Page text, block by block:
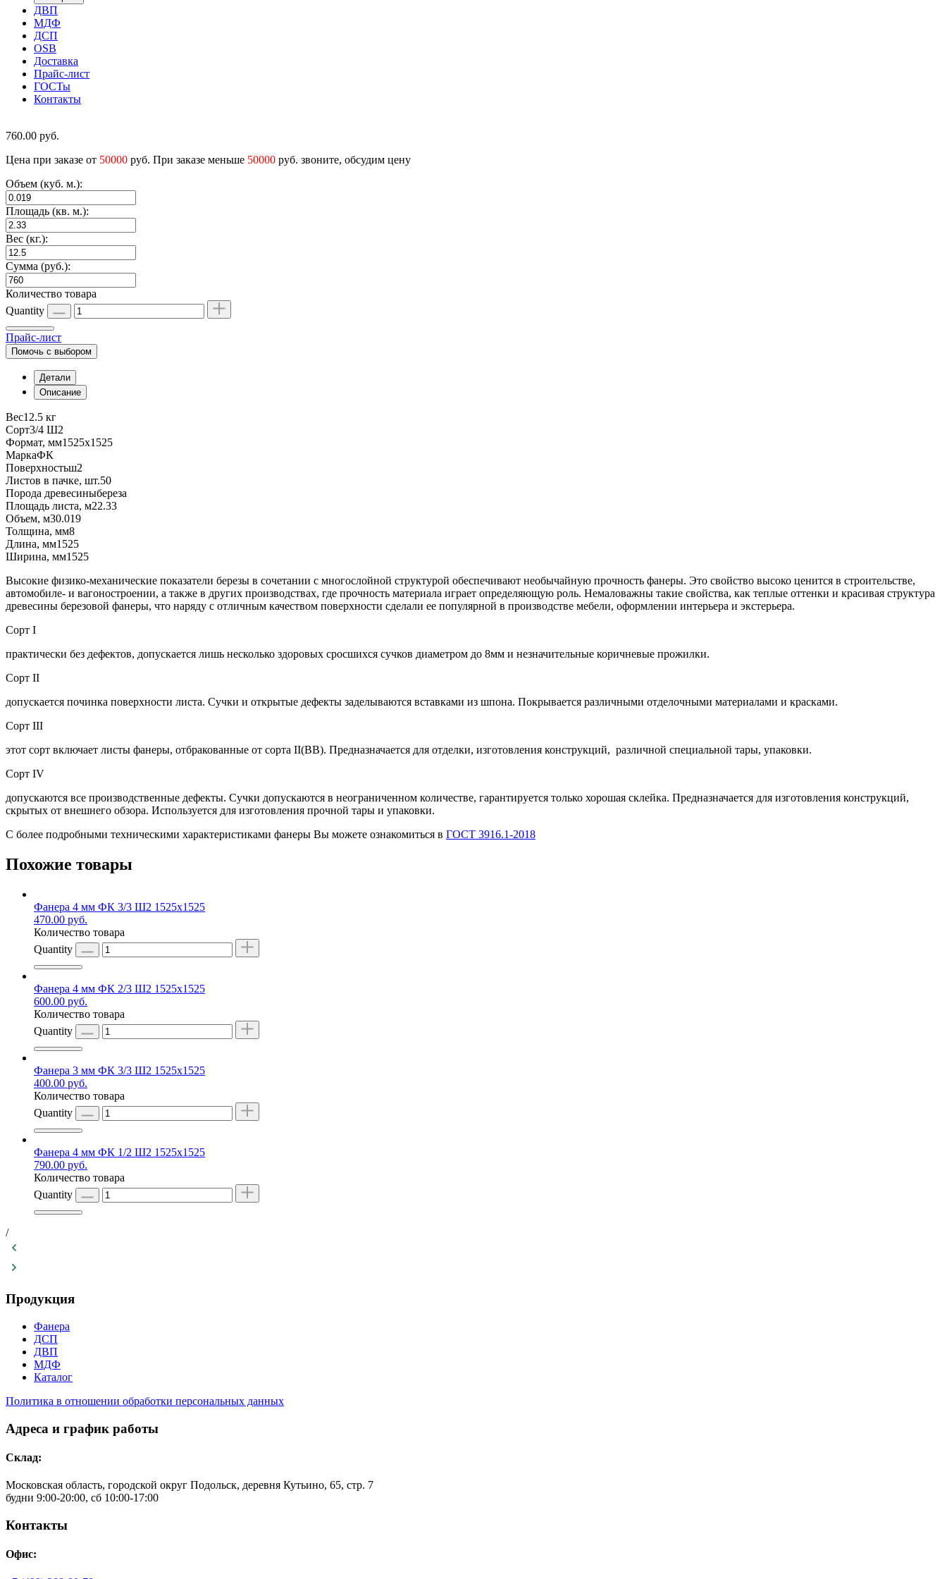
ДВП
МДФ
ДСП
OSB
Доставка
Прайс-лист
ГОСТы
Контакты
760.00 руб.
Цена при заказе от 50000 руб. При заказе меньше 50000 руб. звоните, обсудим цену
Объем (куб. м.):
Площадь (кв. м.):
Вес (кг.):
Сумма (руб.):
Количество товара
Quantity
Прайс-лист
Помочь с выбором
Детали
Описание
Вес12.5 кг
Сорт3/4 Ш2
Формат, мм1525х1525
МаркаФК
Поверхностьш2
Листов в пачке, шт.50
Порода древесиныбереза
Площадь листа, м22.33
Объем, м30.019
Толщина, мм8
Длина, мм1525
Ширина, мм1525
Высокие физико-механические показатели березы в сочетании с многослойной структурой обеспечивают необычайную прочность фанеры. Это свойство высоко ценится в строительстве,
автомобиле- и вагоностроении, а также в других производствах, где прочность материала играет определяющую роль. Немаловажны такие свойства, как теплые оттенки и красивая структура
древесины березовой фанеры, что наряду с отличным качеством поверхности сделали ее популярной в производстве мебели, оформлении интерьера и экстерьера.
Сорт I
практически без дефектов, допускается лишь несколько здоровых сросшихся сучков диаметром до 8мм и незначительные коричневые прожилки.
Сорт II
допускается починка поверхности листа. Сучки и открытые дефекты заделываются вставками из шпона. Покрывается различными отделочными материалами и красками.
Сорт III
этот сорт включает листы фанеры, отбракованные от сорта II(ВВ). Предназначается для отделки, изготовления конструкций, различной специальной тары, упаковки.
Сорт IV
допускаются все производственные дефекты. Сучки допускаются в неограниченном количестве, гарантируется только хорошая склейка. Предназначается для изготовления конструкций,
скрытых от внешнего обзора. Используется для изготовления прочной тары и упаковки.
С более подробными техническими характеристиками фанеры Вы можете ознакомиться в ГОСТ 3916.1-2018
Похожие товары
Фанера 4 мм ФК 3/3 Ш2 1525х1525
470.00 руб.
Количество товара
Quantity
Фанера 4 мм ФК 2/3 Ш2 1525х1525
600.00 руб.
Количество товара
Quantity
Фанера 3 мм ФК 3/3 Ш2 1525х1525
400.00 руб.
Количество товара
Quantity
Фанера 4 мм ФК 1/2 Ш2 1525х1525
790.00 руб.
Количество товара
Quantity
/
Продукция
Фанера
ДСП
ДВП
МДФ
Каталог
Политика в отношении обработки персональных данных
Адреса и график работы
Склад:
Московская область, городской округ Подольск, деревня Кутьино, 65, стр. 7
будни 9:00-20:00, сб 10:00-17:00
Контакты
Офис: